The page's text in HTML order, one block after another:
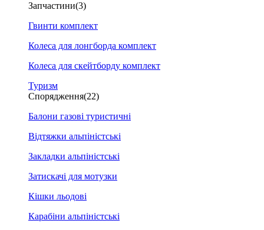
Запчастини(3)
Гвинти комплект
Колеса для лонгборда комплект
Колеса для скейтборду комплект
Туризм
Спорядження(22)
Балони газові туристичні
Відтяжки альпіністські
Закладки альпіністські
Затискачі для мотузки
Кішки льодові
Карабіни альпіністські